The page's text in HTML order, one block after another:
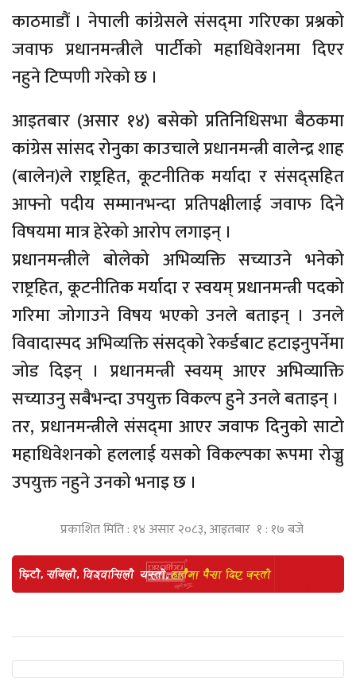
काठमाडौं । नेपाली कांग्रेसले संसद्‌मा गरिएका प्रश्नको
जवाफ प्रधानमन्त्रीले पार्टीको महाधिवेशनमा दिएर
नहुने टिप्पणी गरेको छ ।
आइतबार (असार १४) बसेको प्रतिनिधिसभा बैठकमा
कांग्रेस सांसद रोनुका काउचाले प्रधानमन्त्री वालेन्द्र शाह
(बालेन)ले राष्ट्रहित, कूटनीतिक मर्यादा र संसद्सहित
आफ्नो पदीय सम्मानभन्दा प्रतिपक्षीलाई जवाफ दिने
विषयमा मात्र हेरेको आरोप लगाइन् ।
प्रधानमन्त्रीले बोलेको अभिव्यक्ति सच्याउने भनेको
राष्ट्रहित, कूटनीतिक मर्यादा र स्वयम् प्रधानमन्त्री पदको
गरिमा जोगाउने विषय भएको उनले बताइन् । उनले
विवादास्पद अभिव्यक्ति संसद्को रेकर्डबाट हटाइनुपर्नेमा
जोड दिइन् । प्रधानमन्त्री स्वयम् आएर अभिव्याक्ति
सच्याउनु सबैभन्दा उपयुक्त विकल्प हुने उनले बताइन् ।
तर, प्रधानमन्त्रीले संसद्‌मा आएर जवाफ दिनुको साटो
महाधिवेशनको हललाई यसको विकल्पका रूपमा रोज्नु
उपयुक्त नहुने उनको भनाइ छ ।
प्रकाशित मिति : १४ असार २०८३, आइतबार १ : १७ बजे